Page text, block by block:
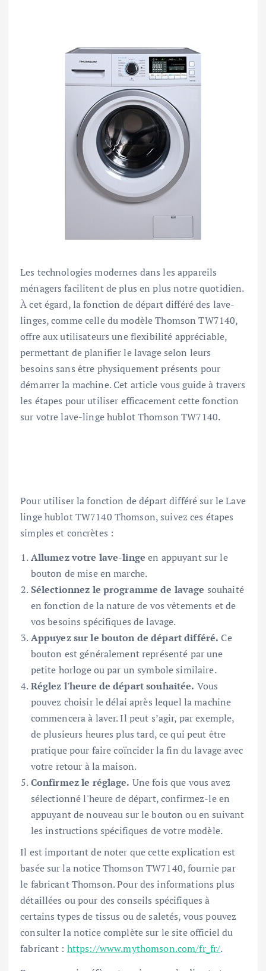
Les technologies modernes dans les appareils
ménagers facilitent de plus en plus notre quotidien.
À cet égard, la fonction de départ différé des lave-
linges, comme celle du modèle Thomson TW7140,
offre aux utilisateurs une flexibilité appréciable,
permettant de planifier le lavage selon leurs
besoins sans être physiquement présents pour
démarrer la machine. Cet article vous guide à travers
les étapes pour utiliser efficacement cette fonction
sur votre lave-linge hublot Thomson TW7140.
Pour utiliser la fonction de départ différé sur le Lave
linge hublot TW7140 Thomson, suivez ces étapes
simples et concrètes :
Allumez votre lave-linge en appuyant sur le
bouton de mise en marche.
Sélectionnez le programme de lavage souhaité
en fonction de la nature de vos vêtements et de
vos besoins spécifiques de lavage.
Appuyez sur le bouton de départ différé. Ce
bouton est généralement représenté par une
petite horloge ou par un symbole similaire.
Réglez l'heure de départ souhaitée. Vous
pouvez choisir le délai après lequel la machine
commencera à laver. Il peut s’agir, par exemple,
de plusieurs heures plus tard, ce qui peut être
pratique pour faire coïncider la fin du lavage avec
votre retour à la maison.
Confirmez le réglage. Une fois que vous avez
sélectionné l'heure de départ, confirmez-le en
appuyant de nouveau sur le bouton ou en suivant
les instructions spécifiques de votre modèle.
Il est important de noter que cette explication est
basée sur la notice Thomson TW7140, fournie par
le fabricant Thomson. Pour des informations plus
détaillées ou pour des conseils spécifiques à
certains types de tissus ou de saletés, vous pouvez
consulter la notice complète sur le site officiel du
fabricant : https://www.mythomson.com/fr_fr/.